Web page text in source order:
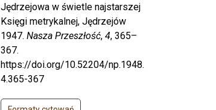
Jędrzejowa w świetle najstarszej
Księgi metrykalnej, Jędrzejów
1947. Nasza Przeszłość, 4, 365–
367.
https://doi.org/10.52204/np.1948.
4.365-367